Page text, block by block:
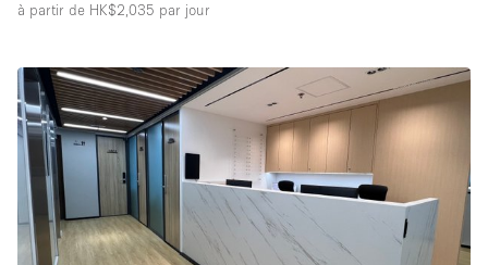
Surface Habitable
Terrace
Toilettes
Water Access
Éclairage
Électricité
à partir de HK$2,035 par jour